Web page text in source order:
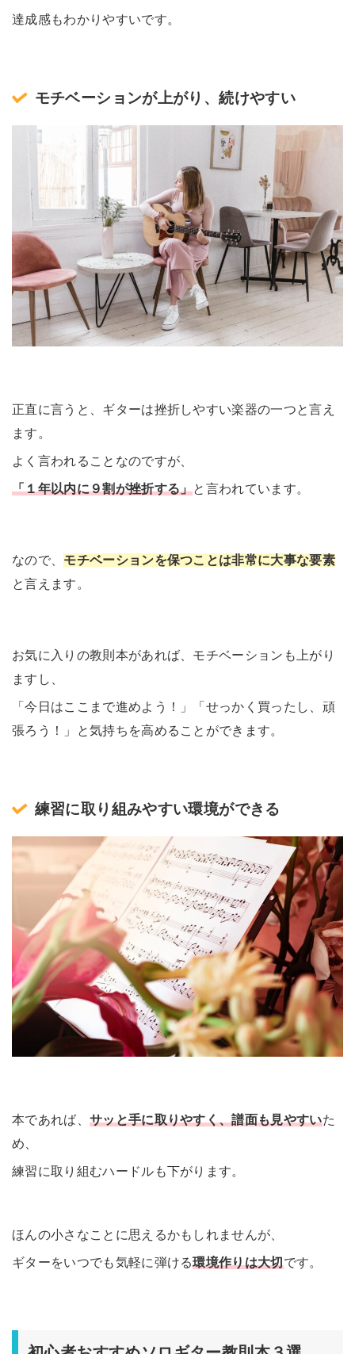
達成感もわかりやすいです。
モチベーションが上がり、続けやすい
正直に言うと、ギターは挫折しやすい楽器の一つと言え
ます。
よく言われることなのですが、
「１年以内に９割が挫折する」と言われています。
なので、 モチベーションを保つことは非常に大事な要素
と言えます。
お気に入りの教則本があれば、モチベーションも上がり
ますし、
「今日はここまで進めよう！」「せっかく買ったし、頑
張ろう！」と気持ちを高めることができます。
練習に取り組みやすい環境ができる
本であれば、 サッと手に取りやすく、譜面も見やすいた
め、
練習に取り組むハードルも下がります。
ほんの小さなことに思えるかもしれませんが、
ギターをいつでも気軽に弾ける環境作りは大切です。